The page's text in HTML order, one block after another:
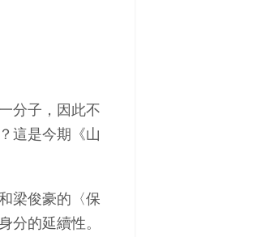
分子，因此不
這是今期《山
梁俊豪的〈保
分的延續性。